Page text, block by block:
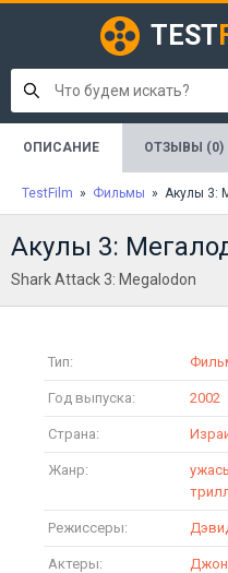
TEST
ОПИСАНИЕ ОТЗЫВЫ (0)
TestFilm » Фильмы » Акулы 3:
Акулы 3:
Shark Attack 3: Megalodon
Тип:
Год выпуска: 2002
Страна:
Жанр:
Режиссеры:
Актеры: Джон